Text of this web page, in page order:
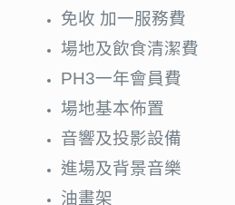
免收 加一服務費
場地及飲食清潔費
PH3一年會員費
場地基本佈置
音響及投影設備
進場及背景音樂
油畫架